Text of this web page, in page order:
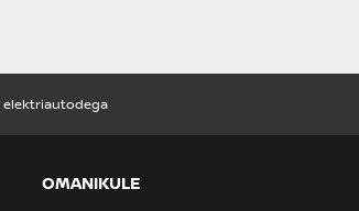
elektriautodega
OMANIKULE